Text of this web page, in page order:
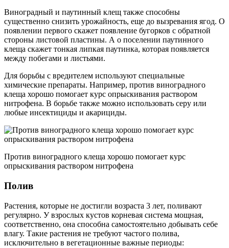
Виноградный и паутинный клещ также способны
существенно снизить урожайность, еще до вызревания ягод. О
появлении первого скажет появление бугорков с обратной
стороны листовой пластины. А о поселении паутинного
клеща скажет тонкая липкая паутинка, которая появляется
между побегами и листьями.
Для борьбы с вредителем используют специальные
химические препараты. Например, против виноградного
клеща хорошо помогает курс опрыскивания раствором
нитрофена. В борьбе также можно использовать серу или
любые инсектициды и акарициды.
Против виноградного клеща хорошо помогает курс
опрыскивания раствором нитрофена
Полив
Растения, которые не достигли возраста 3 лет, поливают
регулярно. У взрослых кустов корневая система мощная,
соответственно, она способна самостоятельно добывать себе
влагу. Такие растения не требуют частого полива,
исключительно в вегетационные важные периоды: